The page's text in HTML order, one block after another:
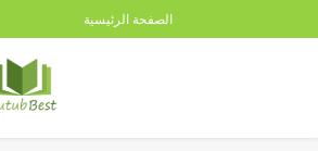
الصفحة الرئيسية